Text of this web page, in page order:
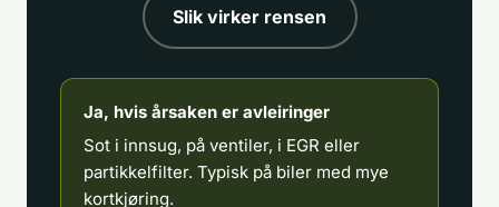
Slik virker rensen
Ja, hvis årsaken er avleiringer
Sot i innsug, på ventiler, i EGR eller
partikkelfilter. Typisk på biler med mye
kortkjøring.